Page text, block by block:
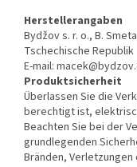
Herstellerangaben
Bydžov s. r. o., B.
Tschechische Republik
E-mail:
Produktsicherheit
Überlassen Sie die
berechtigt ist,
Beachten Sie bei der
grundlegenden
Bränden,